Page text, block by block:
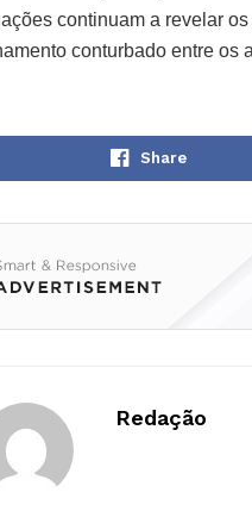
continuam a revelar
conturbado entre os
Share
Redação